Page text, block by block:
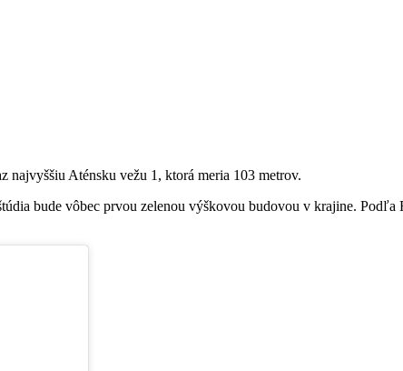
najvyššiu Aténsku vežu 1, ktorá meria 103 metrov.
bude vôbec prvou zelenou výškovou budovou v krajine. Podľa